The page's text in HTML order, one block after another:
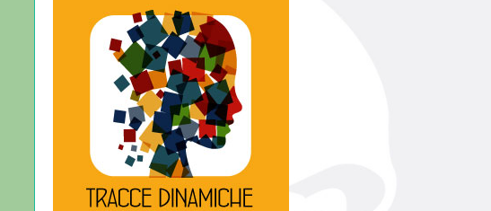
Tracce dinamiche
Tracce Dinamiche è una
rassegna di teatro
d’innovazione e sperimentale.
Continua